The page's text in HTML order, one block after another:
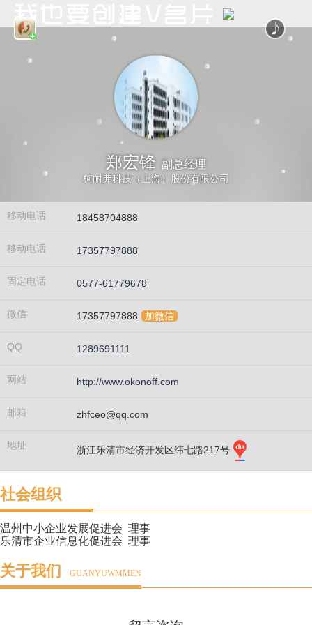
郑宏锋 副总经理
柯耐弗科技（上海）股份有限公司
移动电话 18458704888
移动电话 17357797888
固定电话 0577-61779678
微信 17357797888 加微信
QQ 1289691111
网站 http://www.okonoff.com
邮箱 zhfceo@qq.com
地址 浙江乐清市经济开发区纬七路217号
社会组织
温州中小企业发展促进会 理事
乐清市企业信息化促进会 理事
关于我们 GUANYUWMMEN